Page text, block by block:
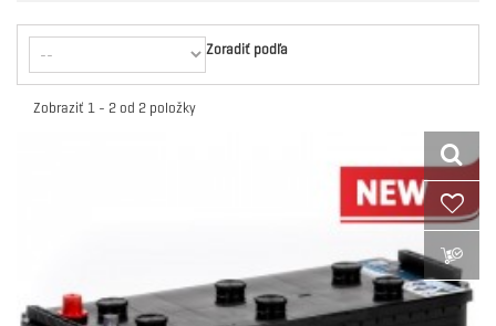
Zoradiť podľa
Zobraziť 1 - 2 od 2 položky